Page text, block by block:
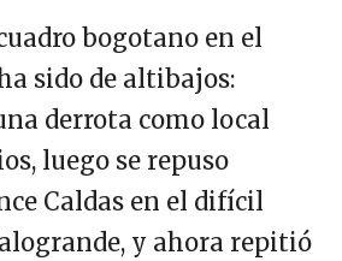
bogotano en el
sido de altibajos:
derrota como local
luego se repuso
Caldas en el difícil
y ahora repitió